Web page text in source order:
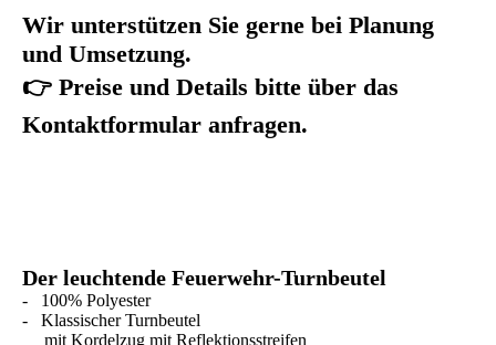
Wir unterstützen Sie gerne bei Planung
und Umsetzung.
👉 Preise und Details bitte über das
Kontaktformular anfragen.
Der leuchtende Feuerwehr-Turnbeutel
- 100% Polyester
- Klassischer Turnbeutel
mit Kordelzug mit Reflektionsstreifen